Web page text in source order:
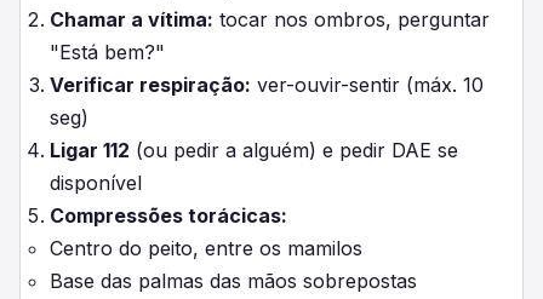
Chamar a vítima: tocar nos ombros, perguntar
"Está bem?"
Verificar respiração: ver-ouvir-sentir (máx. 10
seg)
Ligar 112 (ou pedir a alguém) e pedir DAE se
disponível
Compressões torácicas:
Centro do peito, entre os mamilos
Base das palmas das mãos sobrepostas